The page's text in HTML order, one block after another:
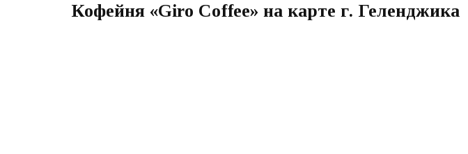
Кофейня «Giro Coffee» на карте г. Геленджика